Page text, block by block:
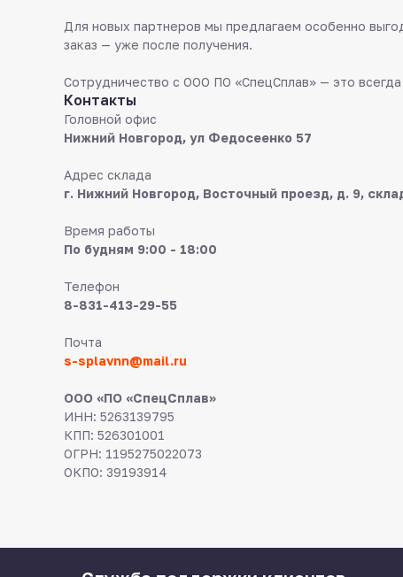
Для новых партнеров мы предлагаем особенно
заказ — уже после получения.
Сотрудничество с ООО ПО «СпецСплав» — это
Контакты
Головной офис
Нижний Новгород, ул Федосеенко 57
Адрес склада
г. Нижний Новгород, Восточный проезд, д. 9,
Время работы
По будням 9:00 - 18:00
Телефон
8-831-413-29-55
Почта
s-splavnn@mail.ru
ООО «ПО «СпецСплав»
ИНН: 5263139795
КПП: 526301001
ОГРН: 1195275022073
ОКПО: 39193914